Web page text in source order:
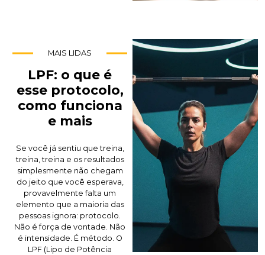
MAIS LIDAS
LPF: o que é
esse protocolo,
como funciona
e mais
Se você já sentiu que treina,
treina, treina e os resultados
simplesmente não chegam
do jeito que você esperava,
provavelmente falta um
elemento que a maioria das
pessoas ignora: protocolo.
Não é força de vontade. Não
é intensidade. É método. O
LPF (Lipo de Potência